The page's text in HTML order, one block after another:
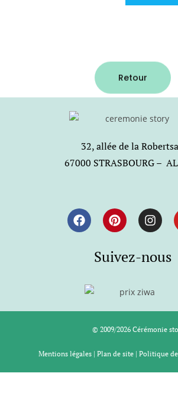
Retour
32, allée de la
67000 STRASBOURG –
Suivez-nous
© 2009/2026 Cérémonie
Mentions légales | Plan de site | Politique